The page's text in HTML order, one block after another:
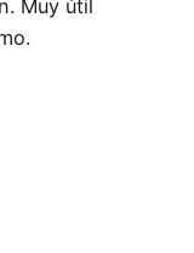
Muy útil